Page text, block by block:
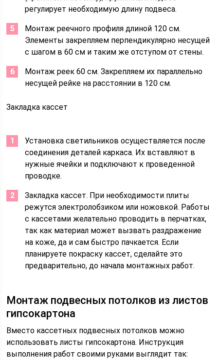
регулирует необходимую длину подвеса.
Монтаж реечного профиля длиной 120 см.
Элементы закрепляем перпендикулярно несущей
с шагом в 60 см и таким же отступом от стены.
Монтаж реек 60 см. Закрепляем их параллельно
несущей рейке на расстоянии в 120 см.
Закладка кассет
Установка светильников осуществляется после
соединения деталей каркаса. Их вставляют в
нужные ячейки и подключают к проведенной
проводке.
Закладка кассет. При необходимости плиты
режутся электролобзиком или ножовкой. Работы
с кассетами желательно проводить в перчатках,
так как материал может вызвать раздражение
на коже, да и сам быстро пачкается. Если
планируете покраску кассет, сделайте это
предварительно, до начала монтажных работ.
Монтаж подвесных потолков из листов
гипсокартона
Вместо кассетных подвесных потолков можно
использовать листы гипсокартона. Инструкция
выполнения работ своими руками выглядит так: